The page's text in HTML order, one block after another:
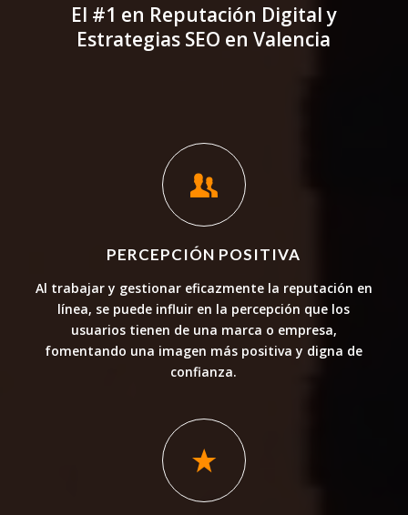
El #1 en Reputación Digital y
Estrategias SEO en Valencia
PERCEPCIÓN POSITIVA
Al trabajar y gestionar eficazmente la reputación en
línea, se puede influir en la percepción que los
usuarios tienen de una marca o empresa,
fomentando una imagen más positiva y digna de
confianza.